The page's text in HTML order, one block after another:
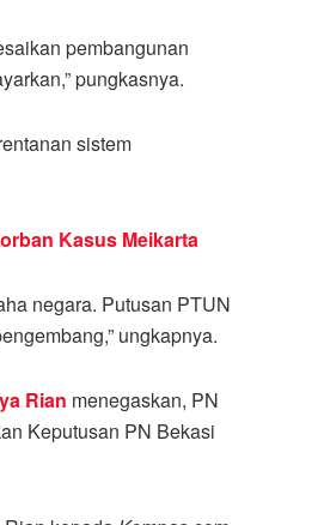
pembangunan
pungkasnya.
sistem
Kasus Meikarta
negara. Putusan PTUN
ungkapnya.
Rian menegaskan, PN
Keputusan PN Bekasi